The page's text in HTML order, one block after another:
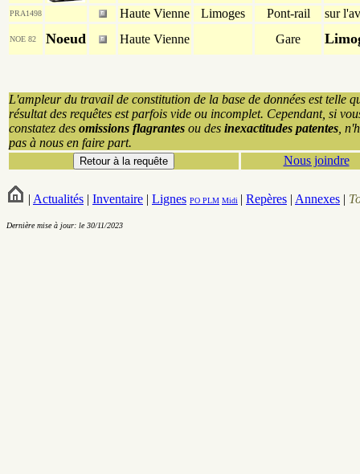
PRA1498 Haute Vienne Limoges Pont-rail sur
NOE 82 Noeud Haute Vienne Gare
L'ampleur du travail de constitution de la base de données est telle
résultat des requêtes est parfois vide ou incomplet. Cependant, si
constatez des omissions flagrantes ou des inexactitudes patentes ,
pas à nous en faire part.
Nous joindre
| Actualités | Inventaire | Lignes PO PLM Midi | Repères | Annexes |
Dernière mise à jour: le 30/11/2023